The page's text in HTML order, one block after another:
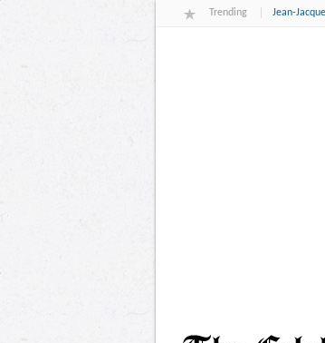
Trending Jean-